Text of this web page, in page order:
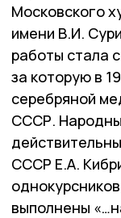
Московского
имени В.И.
работы стала
за которую в
серебряной
СССР.
СССР Е.А.
выполнены